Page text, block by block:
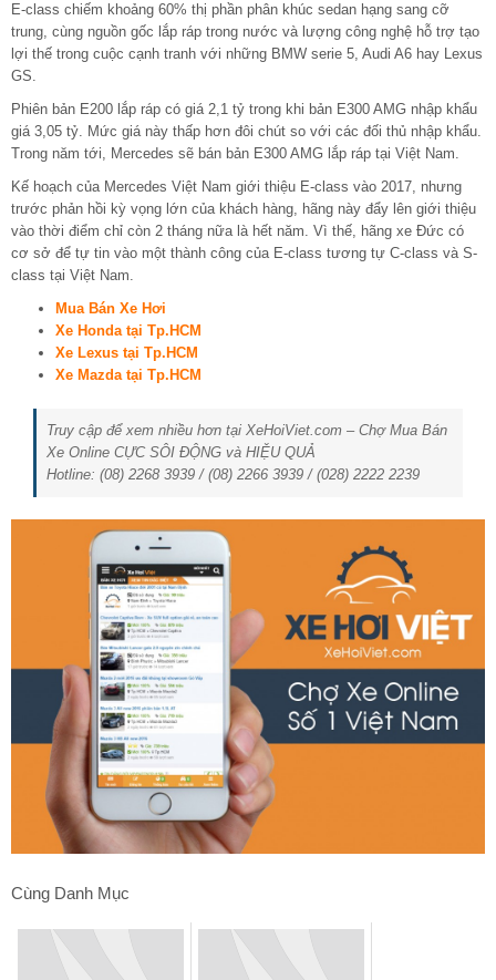
E-class chiếm khoảng 60% thị phần phân khúc sedan hạng sang cỡ
trung, cùng nguồn gốc lắp ráp trong nước và lượng công nghệ hỗ trợ tạo
lợi thế trong cuộc cạnh tranh với những BMW serie 5, Audi A6 hay Lexus
GS.
Phiên bản E200 lắp ráp có giá 2,1 tỷ trong khi bản E300 AMG nhập khẩu
giá 3,05 tỷ. Mức giá này thấp hơn đôi chút so với các đối thủ nhập khẩu.
Trong năm tới, Mercedes sẽ bán bản E300 AMG lắp ráp tại Việt Nam.
Kế hoạch của Mercedes Việt Nam giới thiệu E-class vào 2017, nhưng
trước phản hồi kỳ vọng lớn của khách hàng, hãng này đẩy lên giới thiệu
vào thời điểm chỉ còn 2 tháng nữa là hết năm. Vì thế, hãng xe Đức có
cơ sở để tự tin vào một thành công của E-class tương tự C-class và S-
class tại Việt Nam.
Mua Bán Xe Hơi
Xe Honda tại Tp.HCM
Xe Lexus tại Tp.HCM
Xe Mazda tại Tp.HCM
Truy cập để xem nhiều hơn tại XeHoiViet.com – Chợ Mua Bán
Xe Online CỰC SÔI ĐỘNG và HIỆU QUẢ
Hotline: (08) 2268 3939 / (08) 2266 3939 / (028) 2222 2239
Cùng Danh Mục